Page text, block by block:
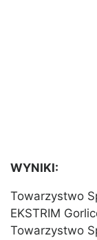
WYNIKI:
Towarzystwo
EKSTRIM
Towarzystwo